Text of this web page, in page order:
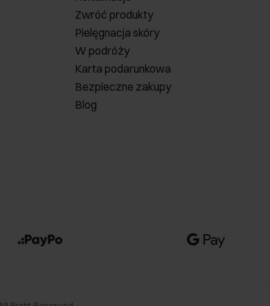
Zwróć produkty
Pielęgnacja skóry
W podróży
Karta podarunkowa
Bezpieczne zakupy
Blog